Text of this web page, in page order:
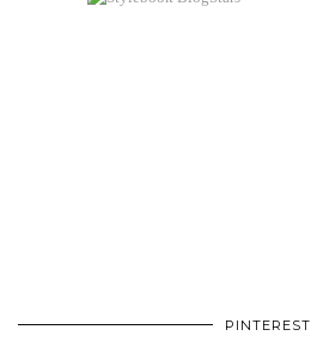
PINTEREST